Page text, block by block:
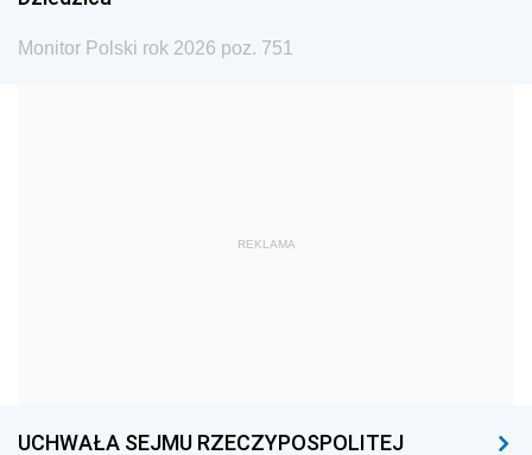
1968
Monitor Polski rok 2026 poz. 751
REKLAMA
UCHWAŁA SEJMU RZECZYPOSPOLITEJ